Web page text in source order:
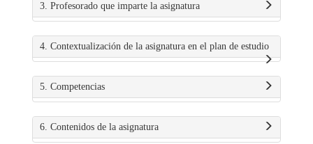
3. Profesorado que imparte la asignatura
4. Contextualización de la asignatura en el plan de estudio
5. Competencias
6. Contenidos de la asignatura